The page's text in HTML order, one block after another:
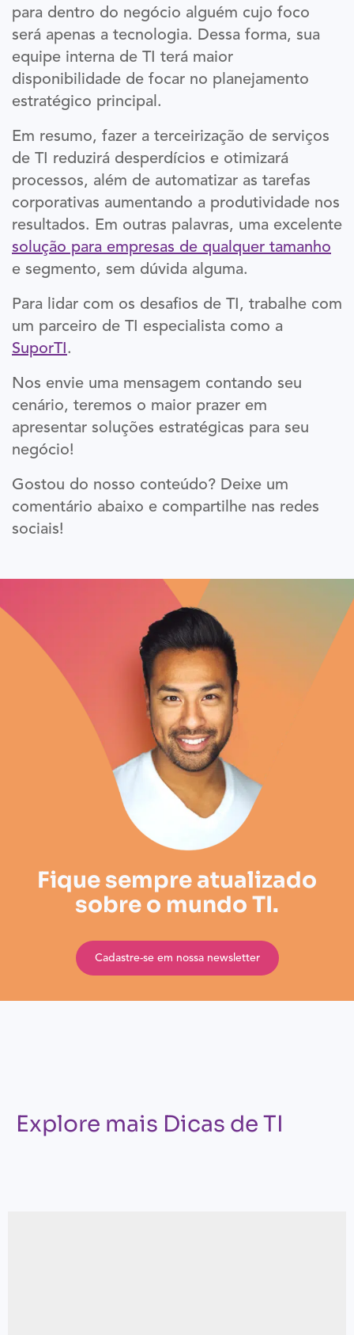
para dentro do negócio alguém cujo foco
será apenas a tecnologia. Dessa forma, sua
equipe interna de TI terá maior
disponibilidade de focar no planejamento
estratégico principal.
Em resumo, fazer a terceirização de serviços
de TI reduzirá desperdícios e otimizará
processos, além de automatizar as tarefas
corporativas aumentando a produtividade nos
resultados. Em outras palavras, uma excelente
solução para empresas de qualquer tamanho
e segmento, sem dúvida alguma.
Para lidar com os desafios de TI, trabalhe com
um parceiro de TI especialista como a
SuporTI.
Nos envie uma mensagem contando seu
cenário, teremos o maior prazer em
apresentar soluções estratégicas para seu
negócio!
Gostou do nosso conteúdo? Deixe um
comentário abaixo e compartilhe nas redes
sociais!
Fique sempre atualizado
sobre o mundo TI.
Cadastre-se em nossa newsletter
Explore mais Dicas de TI